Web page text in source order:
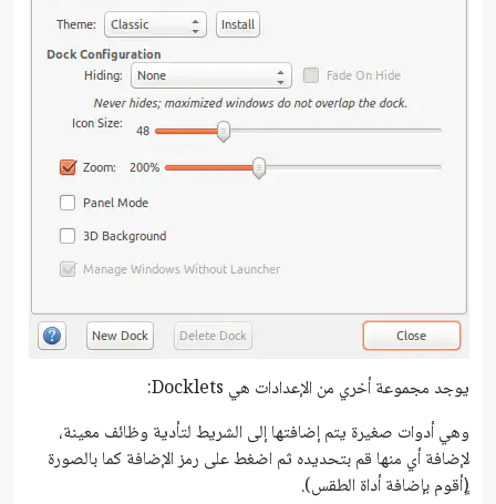
يوجد مجموعة أخري من الإعدادات هي Docklets:
وهي أدوات صغيرة يتم إضافتها إلى الشريط لتأدية وظائف معينة،
لإضافة أي منها قم بتحديده ثم اضغط على رمز الإضافة كما بالصورة
(ٍأقوم بإضافة أداة الطقس).